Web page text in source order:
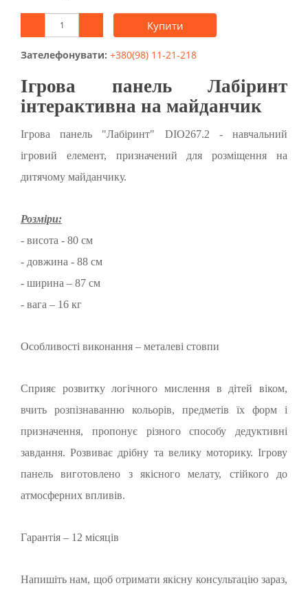
Купити
Зателефонувати: +380(98) 11-21-218
Ігрова панель Лабіринт
інтерактивна на майданчик
Ігрова панель "Лабіринт" DIO267.2 - навчальний
ігровий елемент, призначений для розміщення на
дитячому майданчику.
Розміри:
- висота - 80 см
- довжина - 88 см
- ширина – 87 см
- вага – 16 кг
Особливості виконання – металеві стовпи
Сприяє розвитку логічного мислення в дітей віком,
вчить розпізнаванню кольорів, предметів їх форм і
призначення, пропонує різного способу дедуктивні
завдання. Розвиває дрібну та велику моторику. Ігрову
панель виготовлено з якісного мелату, стійкого до
атмосферних впливів.
Гарантія – 12 місяців
Напишіть нам, щоб отримати якісну консультацію зараз,